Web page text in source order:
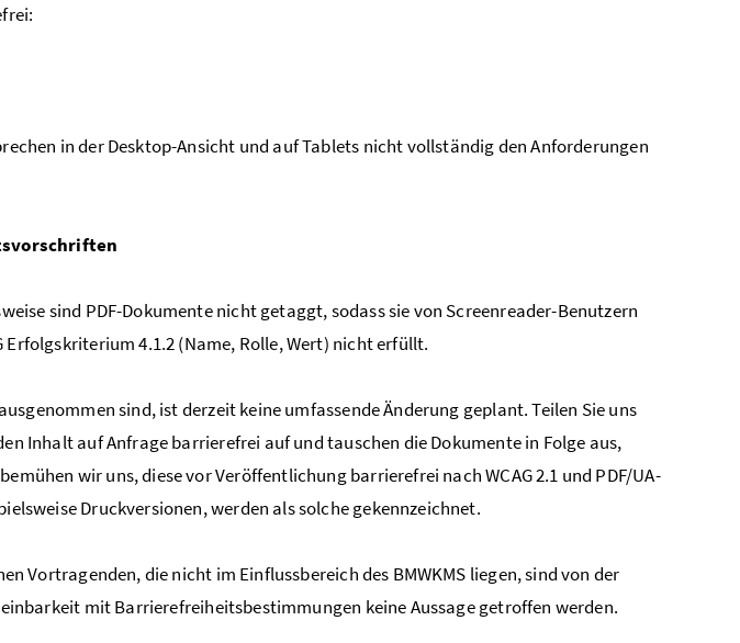
in der Desktop-Ansicht und auf Tablets nicht vollständig den Anforderungen
sind PDF-Dokumente nicht getaggt, sodass sie von Screenreader-Benutzern
4.1.2 (Name, Rolle, Wert) nicht erfüllt.
sind, ist derzeit keine umfassende Änderung geplant. Teilen Sie uns
Inhalt auf Anfrage barrierefrei auf und tauschen die Dokumente in Folge aus,
wir uns, diese vor Veröffentlichung barrierefrei nach WCAG 2.1 und PDF/UA-
Druckversionen, werden als solche gekennzeichnet.
die nicht im Einflussbereich des BMWKMS liegen, sind von der
mit Barrierefreiheitsbestimmungen keine Aussage getroffen werden.